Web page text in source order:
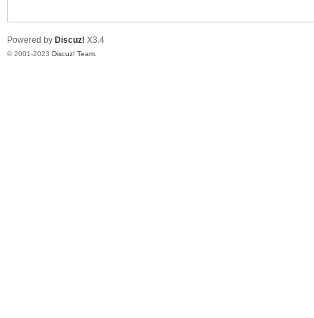
Powered by Discuz! X3.4
© 2001-2023 Discuz! Team